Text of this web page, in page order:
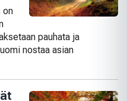
on
pauhata ja
nostaa asian